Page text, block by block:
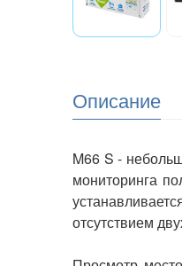
Описание
M66 S -
мониторинга
отсутствием